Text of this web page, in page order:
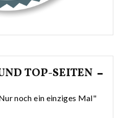
TOP-SEITEN
noch ein einziges Mal"